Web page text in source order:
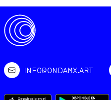
INFO@ONDAMX.ART